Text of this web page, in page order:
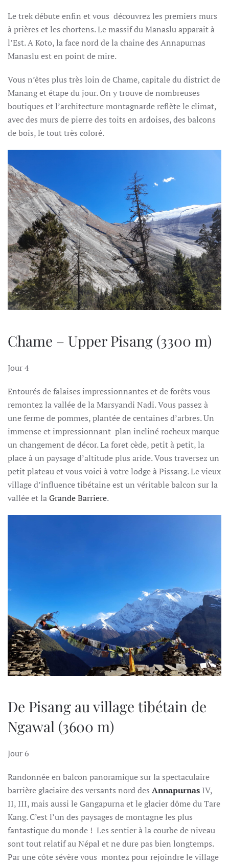
Le trek débute enfin et vous découvrez les premiers murs
à prières et les chortens. Le massif du Manaslu apparait à
l’Est. A Koto, la face nord de la chaine des Annapurnas
Manaslu est en point de mire.
Vous n’êtes plus très loin de Chame, capitale du district de
Manang et étape du jour. On y trouve de nombreuses
boutiques et l’architecture montagnarde reflète le climat,
avec des murs de pierre des toits en ardoises, des balcons
de bois, le tout très coloré.
Chame – Upper Pisang (3300 m)
Jour 4
Entourés de falaises impressionnantes et de forêts vous
remontez la vallée de la Marsyandi Nadi. Vous passez à
une ferme de pommes, plantée de centaines d’arbres. Un
immense et impressionnant plan incliné rocheux marque
un changement de décor. La foret cède, petit à petit, la
place à un paysage d’altitude plus aride. Vous traversez un
petit plateau et vous voici à votre lodge à Pissang. Le vieux
village d’influence tibétaine est un véritable balcon sur la
vallée et laGrande Barriere.
De Pisang au village tibétain de
Ngawal (3600 m)
Jour 6
Randonnée en balcon panoramique sur la spectaculaire
barrière glaciaire des versants nord des Annapurnas IV,
II, III, mais aussi le Gangapurna et le glacier dôme du Tare
Kang. C’est l’un des paysages de montagne les plus
fantastique du monde ! Les sentier à la courbe de niveau
sont tout relatif au Népal et ne dure pas bien longtemps.
Par une côte sévère vous montez pour rejoindre le village